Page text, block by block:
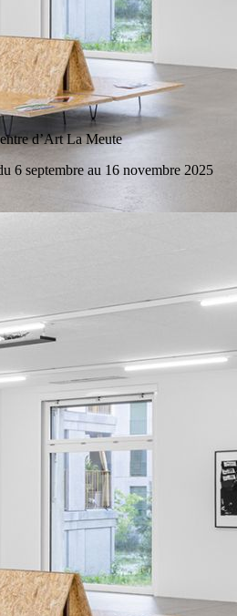
d’Art La Meute
6 septembre au 16 novembre 2025